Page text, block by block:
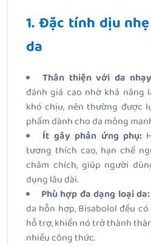
1. Đặc tính dịu
da
Thân thiện với da
đánh giá cao nhờ khả năng
khó chịu, nên thường được
phẩm dành cho da mỏng
Ít gây phản ứng phụ:
tương thích cao, hạn chế
châm chích, giúp người
dụng lâu dài.
Phù hợp đa dạng loại da:
da hỗn hợp, Bisabolol đều
hỗ trợ, khiến nó trở thành
nhiều công thức.